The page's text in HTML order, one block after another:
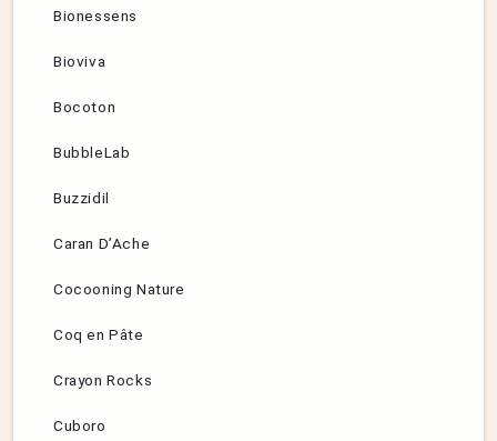
Bionessens
Bioviva
Bocoton
BubbleLab
Buzzidil
Caran D’Ache
Cocooning Nature
Coq en Pâte
Crayon Rocks
Cuboro